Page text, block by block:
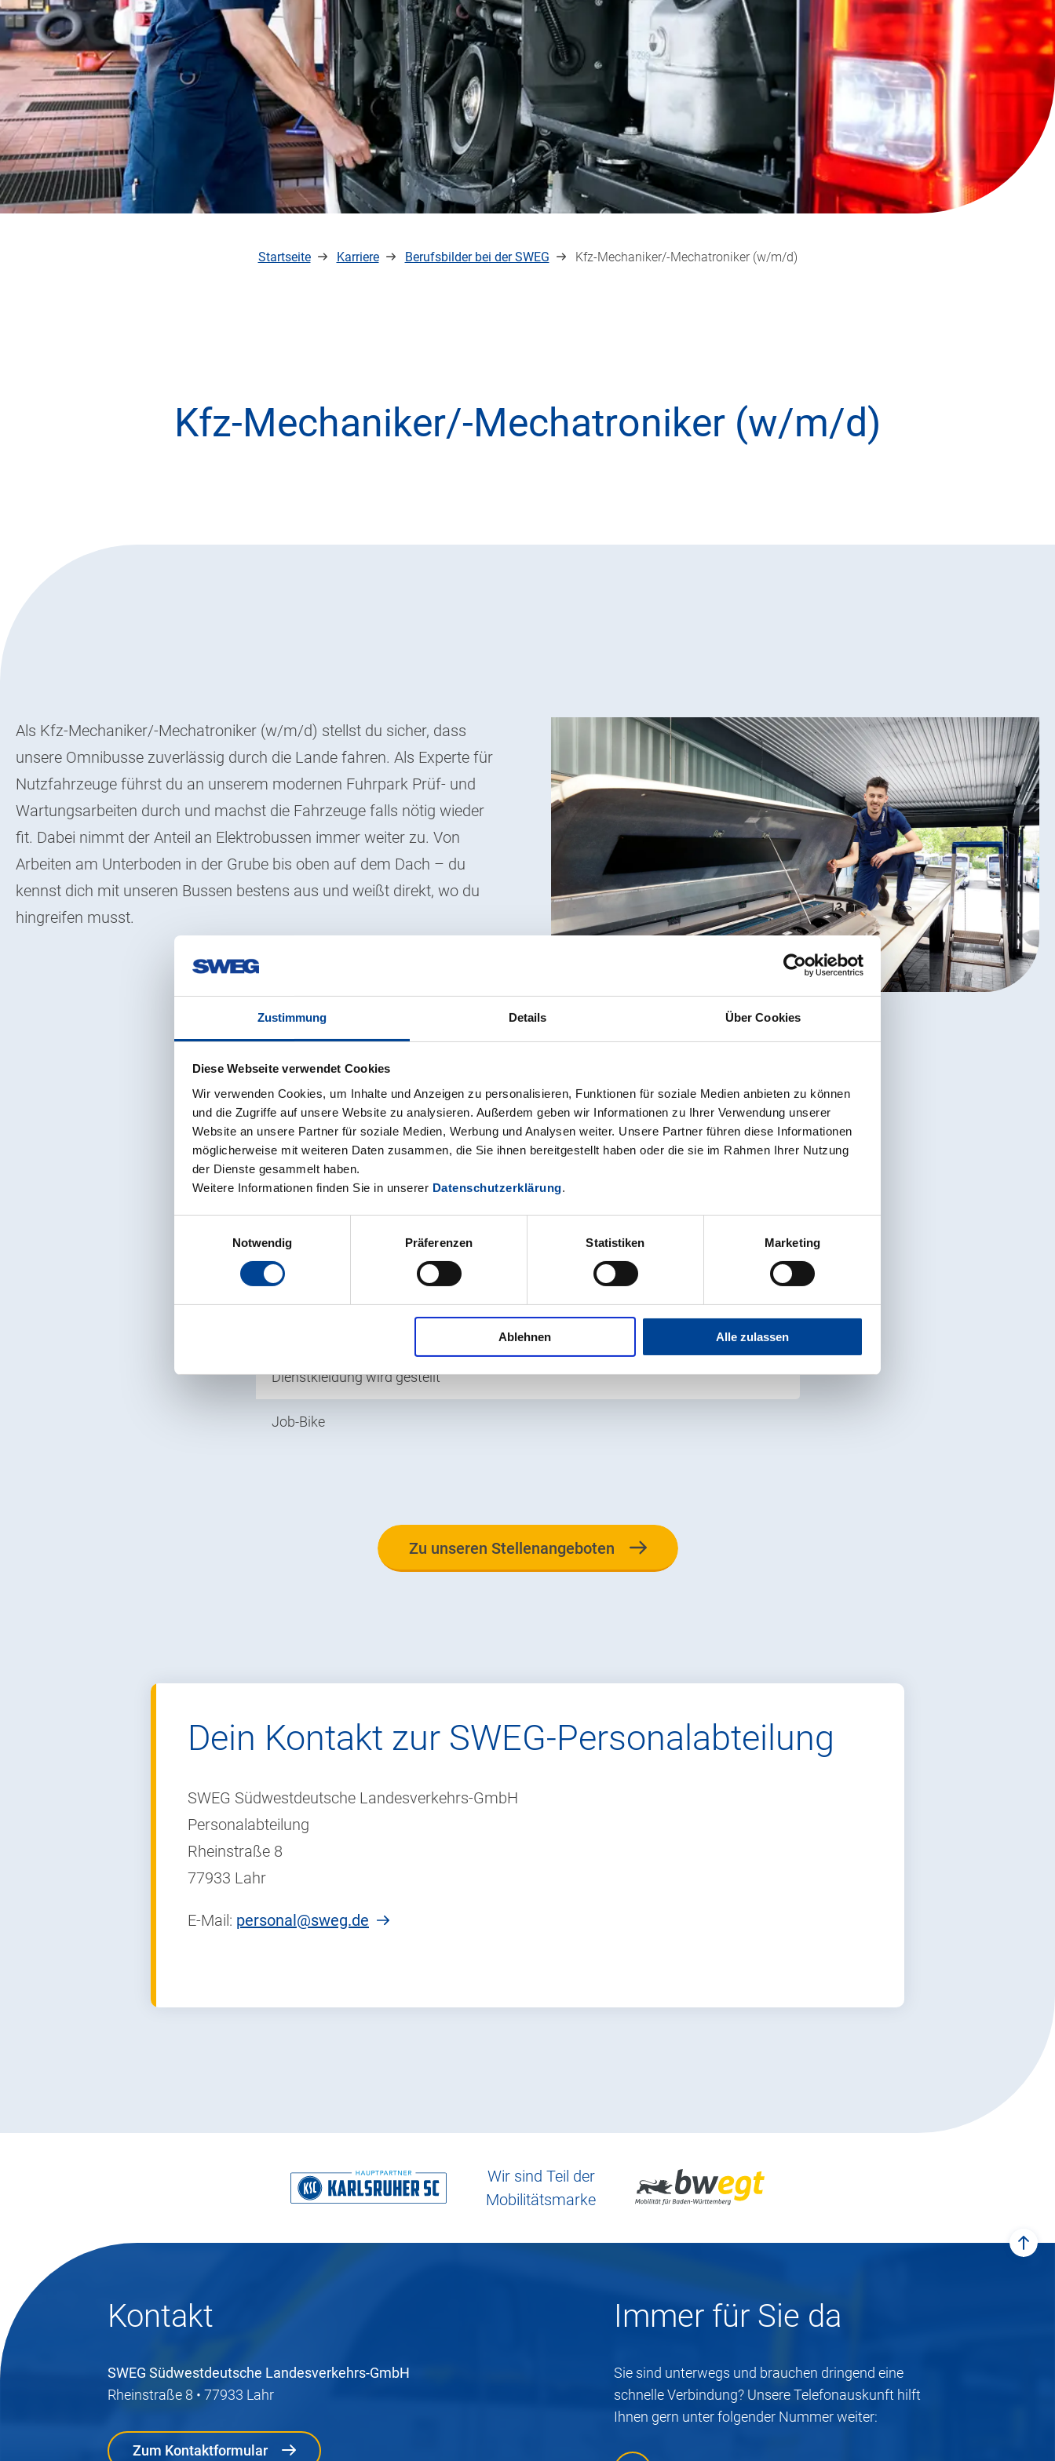
Zustimmung Details Über Cookies
Diese Webseite verwendet Cookies
Wir verwenden Cookies, um Inhalte und Anzeigen zu personalisieren, Funktionen für soziale Medien anbieten zu können
und die Zugriffe auf unsere Website zu analysieren. Außerdem geben wir Informationen zu Ihrer Verwendung unserer
Website an unsere Partner für soziale Medien, Werbung und Analysen weiter. Unsere Partner führen diese Informationen
möglicherweise mit weiteren Daten zusammen, die Sie ihnen bereitgestellt haben oder die sie im Rahmen Ihrer Nutzung
der Dienste gesammelt haben.
Weitere Informationen finden Sie in unserer Datenschutzerklärung.
Notwendig
Präferenzen Statistiken Marketing
Ablehnen Alle zulassen
Startseite Karriere Berufsbilder bei der SWEG Kfz-Mechaniker/-Mechatroniker (w/m/d)
Kfz-Mechaniker/-Mechatroniker (w/m/d)
Als Kfz-Mechaniker/-Mechatroniker (w/m/d) stellst du sicher, dass
unsere Omnibusse zuverlässig durch die Lande fahren. Als Experte für
Nutzfahrzeuge führst du an unserem modernen Fuhrpark Prüf- und
Wartungsarbeiten durch und machst die Fahrzeuge falls nötig wieder
fit. Dabei nimmt der Anteil an Elektrobussen immer weiter zu. Von
Arbeiten am Unterboden in der Grube bis oben auf dem Dach – du
kennst dich mit unseren Bussen bestens aus und weißt direkt, wo du
hingreifen musst.
Vorteile
Tarifvertragliche Vergütung
Zusätzliche Altersversorgung und weitere soziale Leistungen
Sicherer und krisenfester Job
Interessanter Arbeitsplatz in einem professionellen und motivierten Werkstatt-Team
Dienstkleidung wird gestellt
Job-Bike
Zu unseren Stellenangeboten
Dein Kontakt zur SWEG-Personalabteilung
SWEG Südwestdeutsche Landesverkehrs-GmbH
Personalabteilung
Rheinstraße 8
77933 Lahr
E-Mail: personal@sweg.de
Wir sind Teil der
Mobilitätsmarke
Kontakt
SWEG Südwestdeutsche Landesverkehrs-GmbH
Rheinstraße 8 • 77933 Lahr
Zum Kontaktformular
Immer für Sie da
Sie sind unterwegs und brauchen dringend eine
schnelle Verbindung? Unsere Telefonauskunft hilft
Ihnen gern unter folgender Nummer weiter: